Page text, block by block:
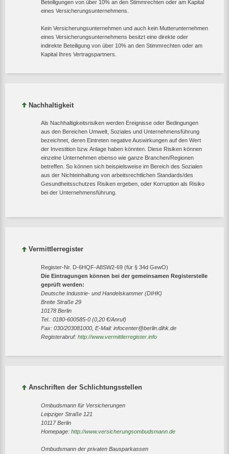
Beteiligungen von über 10% an den Stimmrechten oder am Kapital
eines Versicherungsunternehmens.
Kein Versicherungsunternehmen und auch kein Mutterunternehmen
eines Versicherungsunternehmens besitzt eine direkte oder
indirekte Beteiligung von über 10% an den Stimmrechten oder am
Kapital Ihres Vertragspartners.
Nachhaltigkeit
Als Nachhaltigkeitsrisiken werden Ereignisse oder Bedingungen
aus den Bereichen Umwelt, Soziales und Unternehmensführung
bezeichnet, deren Eintreten negative Auswirkungen auf den Wert
der Investition bzw. Anlage haben könnten. Diese Risiken können
einzelne Unternehmen ebenso wie ganze Branchen/Regionen
betreffen. So können sich beispielsweise im Bereich des Sozialen
aus der Nichteinhaltung von arbeitsrechtlichen Standards/des
Gesundheitsschutzes Risiken ergeben, oder Korruption als Risiko
bei der Unternehmensführung.
Vermittlerregister
Register-Nr. D-6HQF-A8SW2-69 (für § 34d GewO)
Die Eintragungen können bei der gemeinsamen Registerstelle
geprüft werden:
Deutsche Industrie- und Handelskammer (DIHK)
Breite Straße 29
10178 Berlin
Tel.: 0180-600585-0 (0,20 €/Anruf)
Fax: 030/203081000, E-Mail: infocenter@berlin.dihk.de
Registerabruf: http://www.vermittlerregister.info
Anschriften der Schlichtungsstellen
Ombudsmann für Versicherungen
Leipziger Straße 121
10117 Berlin
Homepage: http://www.versicherungsombudsmann.de
Ombudsmann der privaten Bausparkassen